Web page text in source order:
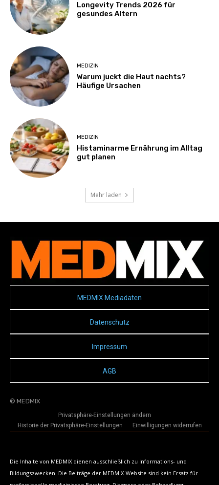
Longevity Trends 2026 für
gesundes Altern
MEDIZIN
Warum juckt die Haut nachts?
Häufige Ursachen
MEDIZIN
Histaminarme Ernährung im Alltag
gut planen
Mehr laden
MEDMIX Mediadaten
Datenschutz
Impressum
AGB
© MEDMIX
Privatsphäre-Einstellungen ändern
Historie der Privatsphäre-Einstellungen
Einwilligungen widerrufen
Die Inhalte von MEDMIX dienen ausschließlich zu Informations- und
Bildungszwecken. Die Beiträge der MEDMIX-Website sind kein Ersatz für